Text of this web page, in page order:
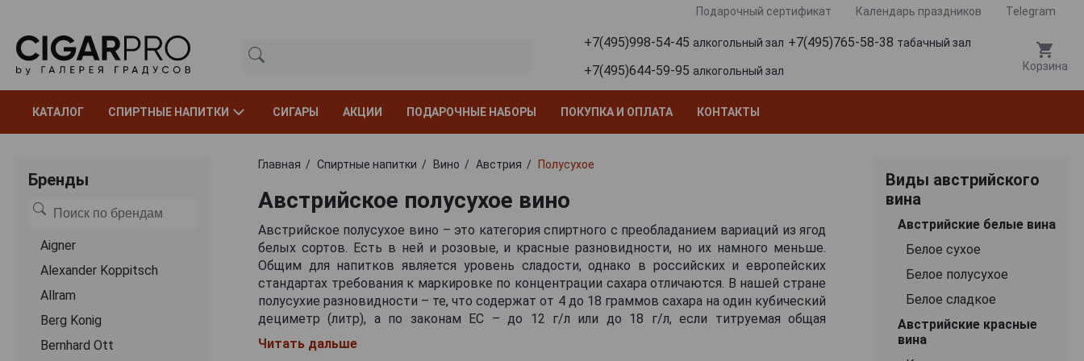
Подарочный сертификат Календарь праздников Telegram
+7(495)998-54-45 алкогольный зал +7(495)765-58-38 табачный зал
+7(495)644-59-95 алкогольный зал Корзина
КАТАЛОГ СПИРТНЫЕ НАПИТКИ СИГАРЫ АКЦИИ ПОДАРОЧНЫЕ НАБОРЫ ПОКУПКА И ОПЛАТА КОНТАКТЫ
Бренды
Aigner
Alexander Koppitsch
Allram
Berg Konig
Bernhard Ott
Главная Спиртные напитки Вино Австрия Полусухое
Австрийское полусухое вино
Австрийское полусухое вино – это категория спиртного с преобладанием вариаций из ягод
белых сортов. Есть в ней и розовые, и красные разновидности, но их намного меньше.
Общим для напитков является уровень сладости, однако в российских и европейских
стандартах требования к маркировке по концентрации сахара отличаются. В нашей стране
полусухие разновидности – те, что содержат от 4 до 18 граммов сахара на один кубический
дециметр (литр), а по законам ЕС – до 12 г/л или до 18 г/л, если титруемая общая
кислотность отличается от сладости в меньшую сторону на 10 и более единиц. Таким
образом, на русифицированной этикетке бутылки от австрийской винодельни может быть
Читать дальше
Виды австрийского
вина
Австрийские белые вина
Белое сухое
Белое полусухое
Белое сладкое
Австрийские красные
вина